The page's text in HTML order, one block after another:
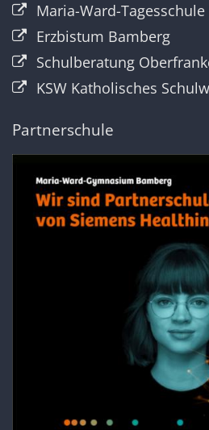
Maria-Ward-
Erzbistum Bamberg
Schulberatung
KSW Katholisches
Partnerschule